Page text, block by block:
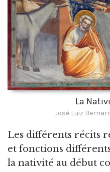
La
José Luiz
Les différents récits
et fonctions
la nativité au début